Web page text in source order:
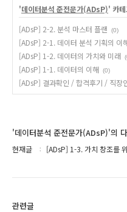
'데이터분석 준전문가(ADsP)' 카
[ADsP] 2-2. 분석 마스터 플랜
(0)
[ADsP] 2-1. 데이터 분석 기획의 이
[ADsP] 1-2. 데이터의 가치와 미래
[ADsP] 1-1. 데이터의 이해 (0)
[ADsP] 결과확인 / 합격후기 / 직장
'데이터분석 준전문가(ADsP)'의
현재글 [ADsP] 1-3. 가치 창조를
관련글